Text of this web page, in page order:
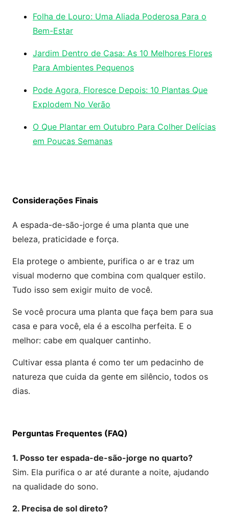
Folha de Louro: Uma Aliada Poderosa Para o
Bem-Estar
Jardim Dentro de Casa: As 10 Melhores Flores
Para Ambientes Pequenos
Pode Agora, Floresce Depois: 10 Plantas Que
Explodem No Verão
O Que Plantar em Outubro Para Colher Delícias
em Poucas Semanas
Considerações Finais
A espada-de-são-jorge é uma planta que une
beleza, praticidade e força.
Ela protege o ambiente, purifica o ar e traz um
visual moderno que combina com qualquer estilo.
Tudo isso sem exigir muito de você.
Se você procura uma planta que faça bem para sua
casa e para você, ela é a escolha perfeita. E o
melhor: cabe em qualquer cantinho.
Cultivar essa planta é como ter um pedacinho de
natureza que cuida da gente em silêncio, todos os
dias.
Perguntas Frequentes (FAQ)
1. Posso ter espada-de-são-jorge no quarto?
Sim. Ela purifica o ar até durante a noite, ajudando
na qualidade do sono.
2. Precisa de sol direto?